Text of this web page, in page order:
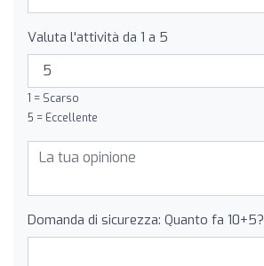
Valuta l'attività da 1 a 5
1 = Scarso
5 = Eccellente
Domanda di sicurezza: Quanto fa 10+5?